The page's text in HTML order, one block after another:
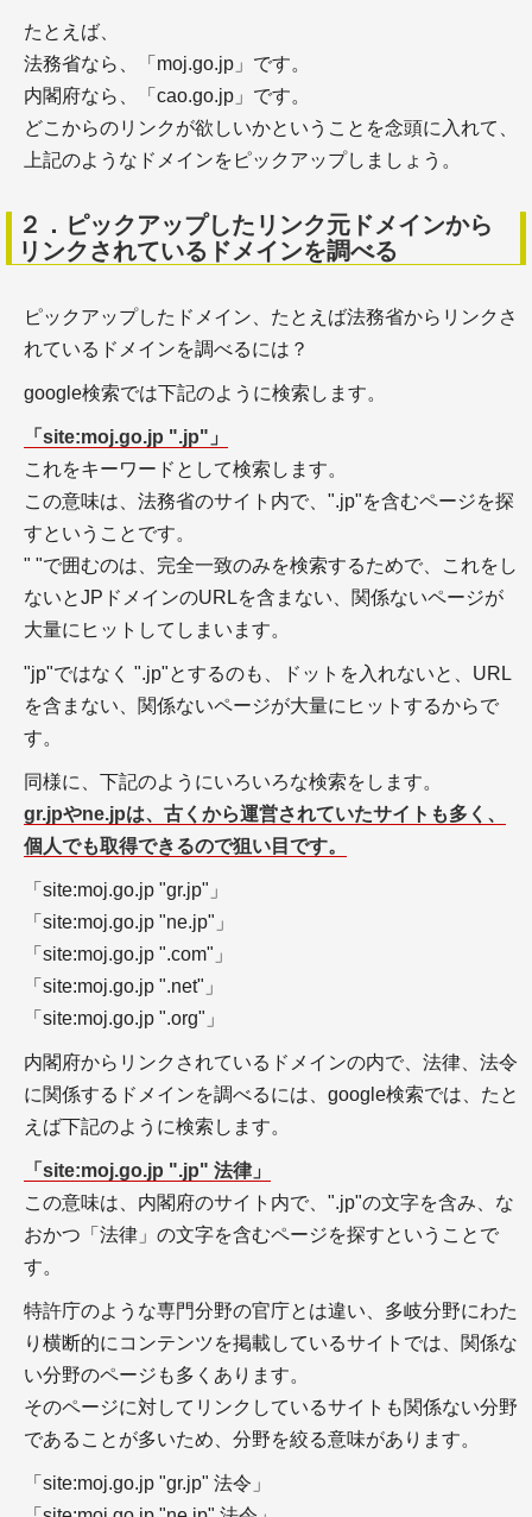
＋SEO施策の種類・内部SEO対策
＋SEO施策の種類・コンテンツSEO対策
＋SE Ranking(SEランキング)
＋【ツールの使い方】SE Ranking－5週間の使用中
にトラフィック予測が2倍に
＋【体験レポート】SE Rankingの14日間の試用期間
中にトラフィック予測が6割増に
＋WEBマーケティングの施策の種類
＋バックオーダー、オークションで期限切れになる
瞬間のドメインを取得する
＋中古ドメイン販売屋さんを使って購入してみる
著作権の知識
＋著作権の基礎知識
＋引用文献と引用の要件
参考文献の知識
たとえば、
法務省なら、「moj.go.jp」です。
内閣府なら、「cao.go.jp」です。
どこからのリンクが欲しいかということを念頭に入れて、
上記のようなドメインをピックアップしましょう。
２．ピックアップしたリンク元ドメインから
リンクされているドメインを調べる
ピックアップしたドメイン、たとえば法務省からリンクさ
れているドメインを調べるには？
google検索では下記のように検索します。
「site:moj.go.jp ".jp"」
これをキーワードとして検索します。
この意味は、法務省のサイト内で、".jp"を含むページを探
すということです。
" "で囲むのは、完全一致のみを検索するためで、これをし
ないとJPドメインのURLを含まない、関係ないページが
大量にヒットしてしまいます。
"jp"ではなく ".jp"とするのも、ドットを入れないと、URL
を含まない、関係ないページが大量にヒットするからで
す。
同様に、下記のようにいろいろな検索をします。
gr.jpやne.jpは、古くから運営されていたサイトも多く、
個人でも取得できるので狙い目です。
「site:moj.go.jp "gr.jp"」
「site:moj.go.jp "ne.jp"」
「site:moj.go.jp ".com"」
「site:moj.go.jp ".net"」
「site:moj.go.jp ".org"」
内閣府からリンクされているドメインの内で、法律、法令
に関係するドメインを調べるには、google検索では、たと
えば下記のように検索します。
「site:moj.go.jp ".jp" 法律」
この意味は、内閣府のサイト内で、".jp"の文字を含み、な
おかつ「法律」の文字を含むページを探すということで
す。
特許庁のような専門分野の官庁とは違い、多岐分野にわた
り横断的にコンテンツを掲載しているサイトでは、関係な
い分野のページも多くあります。
そのページに対してリンクしているサイトも関係ない分野
であることが多いため、分野を絞る意味があります。
「site:moj.go.jp "gr.jp" 法令」